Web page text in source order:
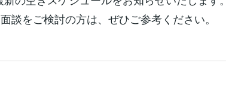
談をご検討の方は、ぜひご参考ください。